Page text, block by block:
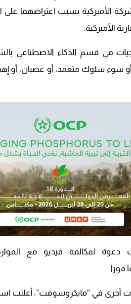
الأميركية بسبب اعتراضهما على
الأميركية.
في قسم الذكاء الاصطناعي
أو سوء سلوك متعمد، أو عصيان، أو
لمكالمة فيديو مع
فورا.
أخرى في “مايكروسوفت”، أعلنت